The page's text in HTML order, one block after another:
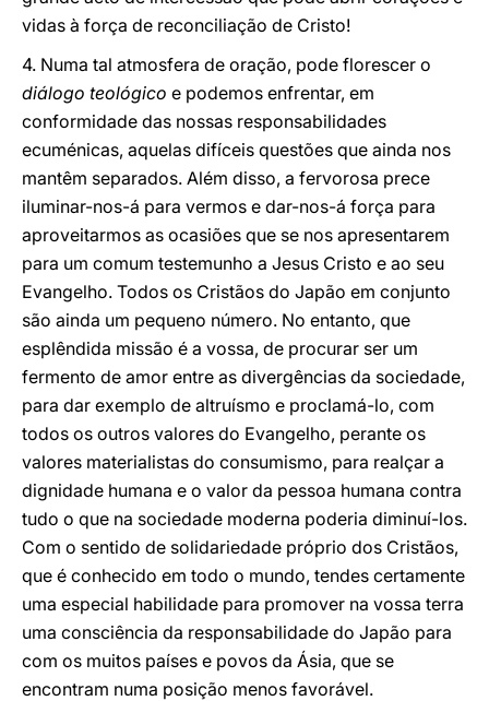
vidas à força de reconciliação de Cristo!
4. Numa tal atmosfera de oração, pode florescer o
diálogo teológico e podemos enfrentar, em
conformidade das nossas responsabilidades
ecuménicas, aquelas difíceis questões que ainda nos
mantêm separados. Além disso, a fervorosa prece
iluminar-nos-á para vermos e dar-nos-á força para
aproveitarmos as ocasiões que se nos apresentarem
para um comum testemunho a Jesus Cristo e ao seu
Evangelho. Todos os Cristãos do Japão em conjunto
são ainda um pequeno número. No entanto, que
esplêndida missão é a vossa, de procurar ser um
fermento de amor entre as divergências da sociedade,
para dar exemplo de altruísmo e proclamá-lo, com
todos os outros valores do Evangelho, perante os
valores materialistas do consumismo, para realçar a
dignidade humana e o valor da pessoa humana contra
tudo o que na sociedade moderna poderia diminuí-los.
Com o sentido de solidariedade próprio dos Cristãos,
que é conhecido em todo o mundo, tendes certamente
uma especial habilidade para promover na vossa terra
uma consciência da responsabilidade do Japão para
com os muitos países e povos da Ásia, que se
encontram numa posição menos favorável.